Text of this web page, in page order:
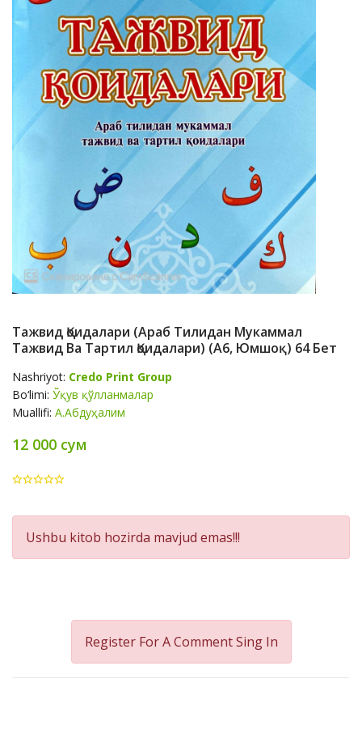
Тажвид Қоидалари (араб Тилидан Мукаммал
Тажвид Ва Тартил Қоидалари) (А6, Юмшоқ) 64 Бет
Nashriyot: Credo Print Group
Bo‘limi: Ўқув қўлланмалар
Muallifi: А.Абдуҳалим
12 000 сум
Product
Summery
Ushbu kitob hozirda mavjud emas!!!
Register For A CommentSing In